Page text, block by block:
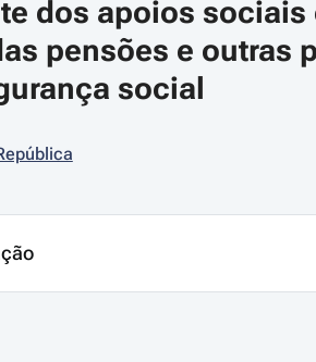
dos apoios sociais
pensões e outras
social